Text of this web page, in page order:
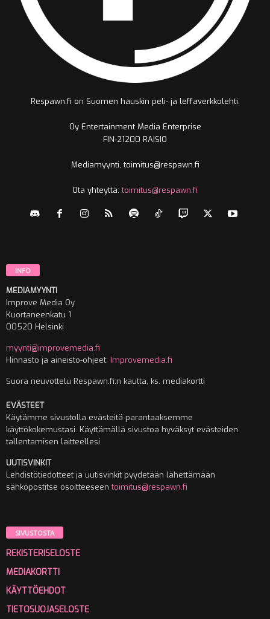
Respawn.fi on Suomen hauskin peli- ja leffaverkkolehti.
Oy Entertainment Media Enterprise
FIN-21200 RAISIO
Mediamyynti, toimitus@respawn.fi
Ota yhteyttä:toimitus@respawn.fi
INFO
MEDIAMYYNTI
Improve Media Oy
Kuortaneenkatu 1
00520 Helsinki
myynti@improvemedia.fi
Hinnasto ja aineisto-ohjeet: Improvemedia.fi
Suora neuvottelu Respawn.fi:n kautta, ks. mediakortti
EVÄSTEET
Käytämme sivustolla evästeitä parantaaksemme
käyttökokemustasi. Käyttämällä sivustoa hyväksyt evästeiden
tallentamisen laitteellesi.
UUTISVINKIT
Lehdistötiedotteet ja uutisvinkit pyydetään lähettämään
sähköpostitse osoitteeseentoimitus@respawn.fi
SIVUSTOSTA
REKISTERISELOSTE
MEDIAKORTTI
KÄYTTÖEHDOT
TIETOSUOJASELOSTE